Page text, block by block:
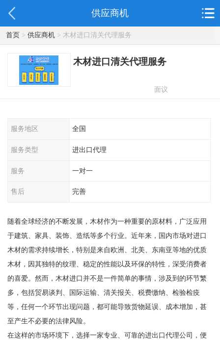
供应商机
首页> 供应商机> 木材进口清关代理服务
木材进口清关代理服务
面议
服务地区 全国
服务类型 进出口代理
服务 一对一
售后 完善
随着全球经济的不断发展，木材作为一种重要的原材料，广泛应用
于建筑、家具、装饰、造纸等多个行业。近年来，国内市场对进口
木材的需求持续增长，特别是来自欧洲、北美、东南亚等地的优质
木材，因其独特的纹理、稳定的性能以及环保的特性，深受消费者
的喜爱。然而，木材进口并不是一件简单的事情，涉及到的环节繁
多，包括贸易谈判、国际运输、清关报关、税费缴纳、检验检疫
等，任何一个环节出现问题，都可能导致货物延误、成本增加，甚
至产生不必要的法律风险。
在这样的市场环境下，选择一家专业、可靠的进出口代理公司，便